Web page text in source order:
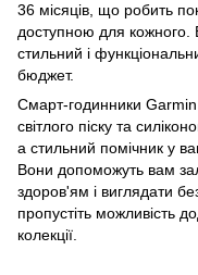
36 місяців, що робить
доступною для кожного.
стильний і
бюджет.
Смарт-годинники
світлого піску та
а стильний помічник у
Вони допоможуть вам
здоров'ям і виглядати
пропустіть можливість
колекції.